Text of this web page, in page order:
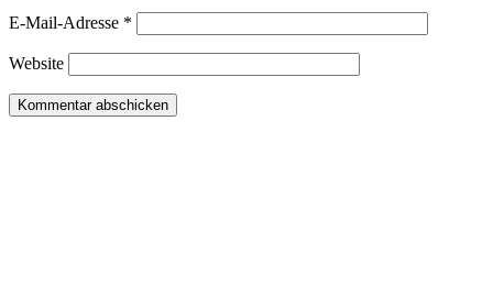
E-Mail-Adresse *
Website